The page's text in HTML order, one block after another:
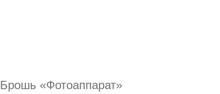
Брошь «Фотоаппарат»